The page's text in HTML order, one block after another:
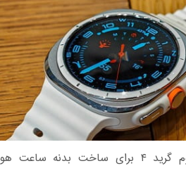
در هر صورت، استفاده از تیتانیوم گرید ۴ برای